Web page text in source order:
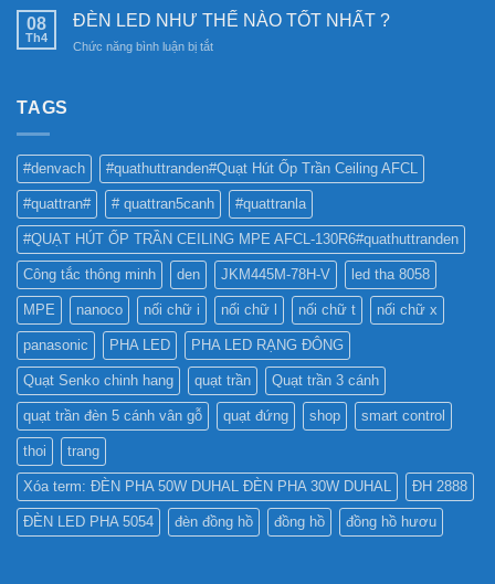
sáng
Nam
6SS-
NÊN
DỤNG
QUẢNG
CÁO?
08
Th4
ĐÈN LED NHƯ THẾ NÀO TỐT NHẤT ?
Chức năng bình luận bị tắtở
TỐT
NHẤT
?
TAGS
#denvach #quathuttranden#Quạt Hút Ốp Trần Ceiling AFCL
#quattran# # quattran5canh #quattranla
#QUẠT HÚT ỐP TRẦN CEILING MPE AFCL-130R6#quathuttranden
Công tắc thông minh den JKM445M-78H-V led tha 8058
MPE nanoco nối chữ i nối chữ l nối chữ t nối chữ x
panasonic PHA LED PHA LED RẠNG ĐÔNG
Quạt Senko chinh hang quạt trần Quạt trần 3 cánh
quạt trần đèn 5 cánh vân gỗ quạt đứng shop smart control
thoi trang
Xóa term: ĐÈN PHA 50W DUHAL ĐÈN PHA 30W DUHAL ĐH 2888
ĐÈN LED PHA 5054 đèn đồng hồ đồng hồ đồng hồ hươu